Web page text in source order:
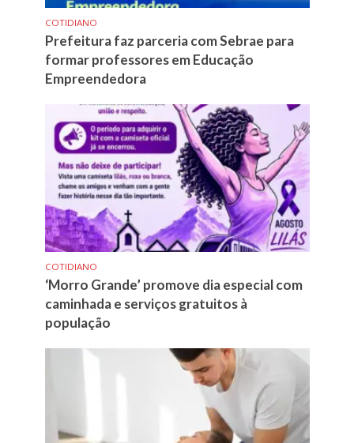
COTIDIANO
Prefeitura faz parceria com Sebrae para
formar professores em Educação
Empreendedora
COTIDIANO
‘Morro Grande’ promove dia especial com
caminhada e serviços gratuitos à
população